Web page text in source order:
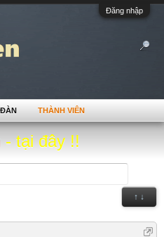
Đăng nhập
- tại đây !!
↑ ↓
THÀNH VIÊN